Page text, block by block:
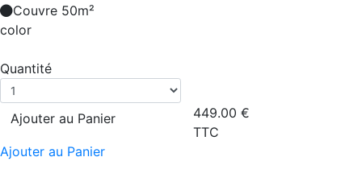
Couvre 50m²
color
Quantité
Ajouter au Panier
Ajouter au Panier
449.00 €
TTC